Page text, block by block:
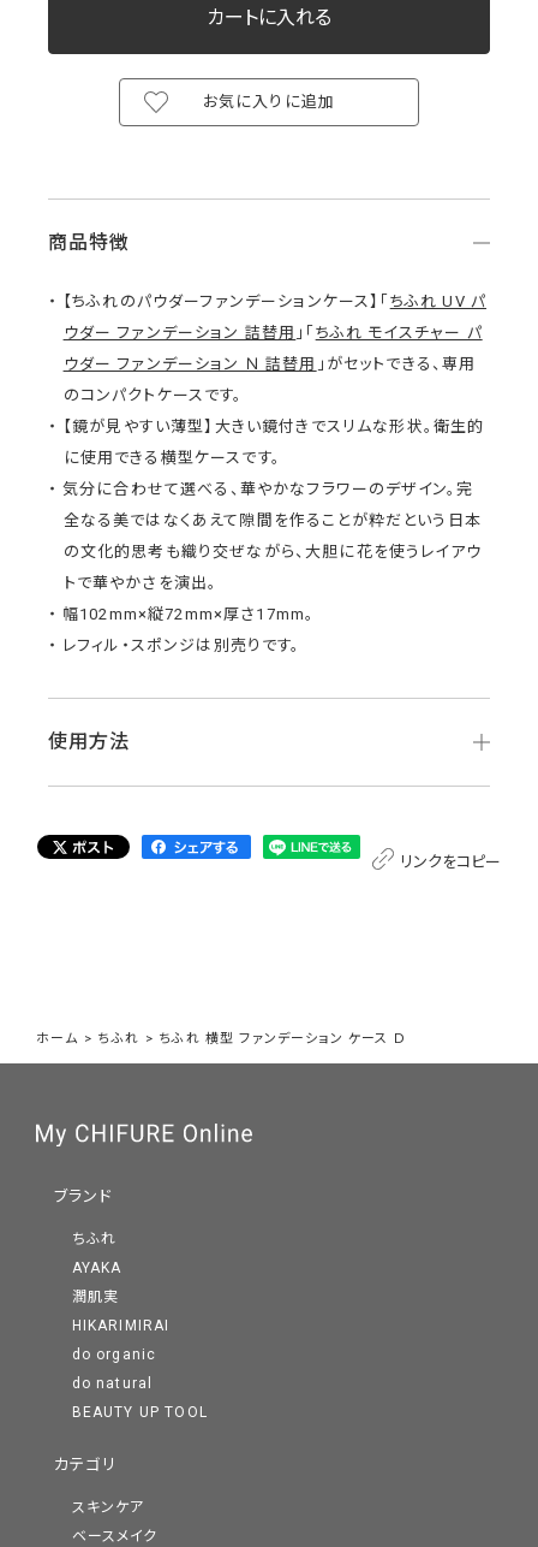
お気に入りに追加
商品特徴
【ちふれのパウダーファンデーションケース】「 ちふれ UV パ
ウダー ファンデーション 詰替用 」「 ちふれ モイスチャー パ
ウダー ファンデーション Ｎ 詰替用 」がセットできる、専用
のコンパクトケースです。
【鏡が見やすい薄型】大きい鏡付きでスリムな形状。衛生的
に使用できる横型ケースです。
気分に合わせて選べる、華やかなフラワーのデザイン。完
全なる美ではなくあえて隙間を作ることが粋だという日本
の文化的思考も織り交ぜながら、大胆に花を使うレイアウ
トで華やかさを演出。
幅102mm×縦72mm×厚さ17mm。
レフィル・スポンジは別売りです。
使用方法
リンクをコピー
ホーム > ちふれ > ちふれ 横型 ファンデーション ケース Ｄ
ブランド
ちふれ
AYAKA
潤肌実
HIKARIMIRAI
do organic
do natural
BEAUTY UP TOOL
カテゴリ
スキンケア
ベースメイク